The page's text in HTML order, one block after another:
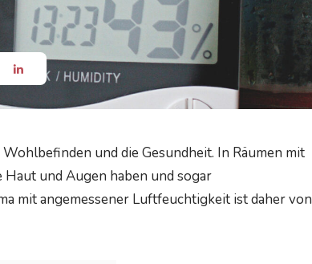
und die Gesundheit. In Räumen mit
und Augen haben und sogar
mit angemessener Luftfeuchtigkeit ist daher von